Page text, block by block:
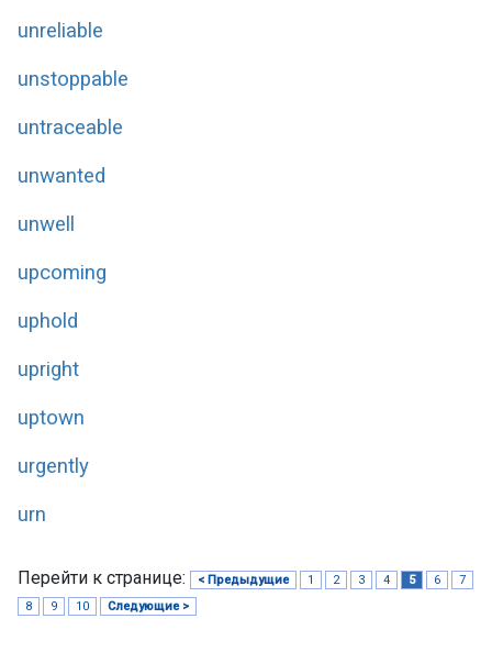
unreliable
unstoppable
untraceable
unwanted
unwell
upcoming
uphold
upright
uptown
urgently
urn
Перейти к странице: < Предыдущие 1 2 3 4 5 6
7
8
9 10 Следующие >